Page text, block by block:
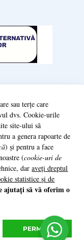
Politica de Anulare și Despăgubiri
sau terțe care
dvs. Cookie-urile
site-ului să
a genera rapoarte de
) și pentru a face
(cookie-uri de
daraveți dreptul
statistice și de
ajutați să vă oferim o
PERMITE